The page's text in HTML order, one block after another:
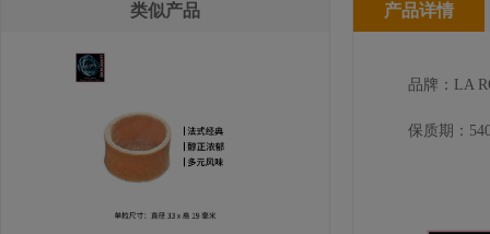
类似产品 产品详情
品牌：LA
保质期：